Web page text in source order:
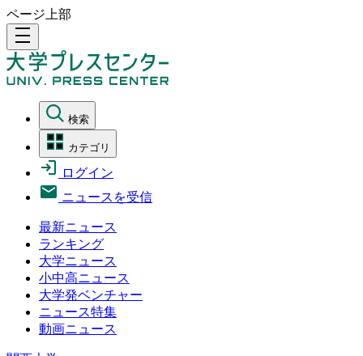
ページ上部
density_medium
検索
カテゴリ
ログイン
ニュースを受信
最新ニュース
ランキング
大学ニュース
小中高ニュース
大学発ベンチャー
ニュース特集
動画ニュース